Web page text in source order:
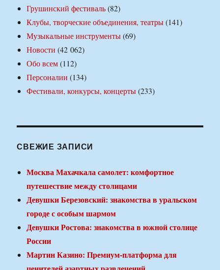
Грушинский фестиваль(82)
Клубы, творческие объединения, театры(141)
Музыкальные инструменты(69)
Новости (42 062)
Обо всем(112)
Персоналии (134)
Фестивали, конкурсы, концерты(233)
СВЕЖИЕ ЗАПИСИ
Москва Махачкала самолет: комфортное
путешествие между столицами
Девушки Березовский: знакомства в уральском
городе с особым шармом
Девушки Ростова: знакомства в южной столице
России
Мартин Казино: Премиум-платформа для